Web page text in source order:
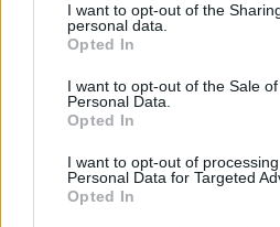
I want to opt-out of the
personal data.
Opted In
I want to opt-out of the Sale
Personal Data.
Opted In
I want to opt-out of
Personal Data for Targeted
Opted In
Človek má veľmi hlbokú
deti neberú, pretože sa boja,
niekedy, aby si od rodičov
málo, a pretože si málo berú,
Spravidla to býva málo aj pre